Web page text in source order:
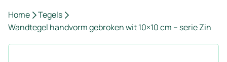
Home
Tegels
Wandtegel handvorm gebroken wit 10×10 cm – serie Zin